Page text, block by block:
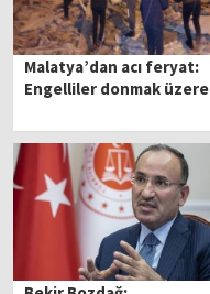
Malatya’dan acı feryat:
Engelliler donmak üzere